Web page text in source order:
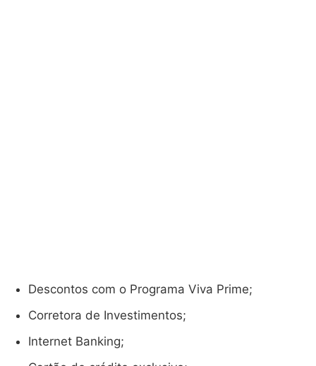
Descontos com o Programa Viva Prime;
Corretora de Investimentos;
Internet Banking;